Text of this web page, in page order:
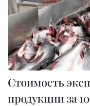
Стоимость
продукции за